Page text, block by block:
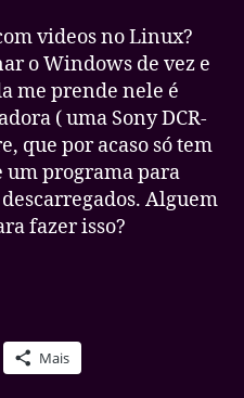
videos no Linux?
o Windows de vez e
me prende nele é
( uma Sony DCR-
que por acaso só tem
programa para
Alguem
fazer isso?
Mais